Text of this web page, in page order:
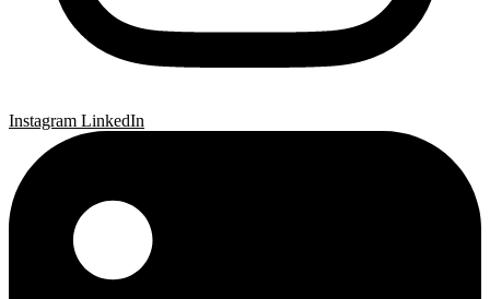
Instagram LinkedIn